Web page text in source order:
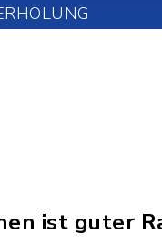
ist guter